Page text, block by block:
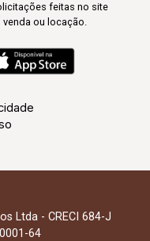
feitas no site
venda ou locação.
Ltda - CRECI 684-J
64